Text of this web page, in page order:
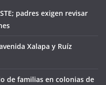
padres exigen revisar
Xalapa y Ruíz
de familias en colonias de